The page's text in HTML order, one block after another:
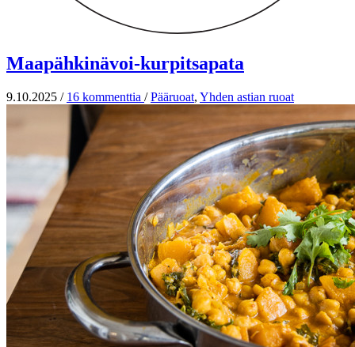
Maapähkinävoi-kurpitsapata
9.10.2025 / 16 kommenttia / Pääruoat, Yhden astian ruoat